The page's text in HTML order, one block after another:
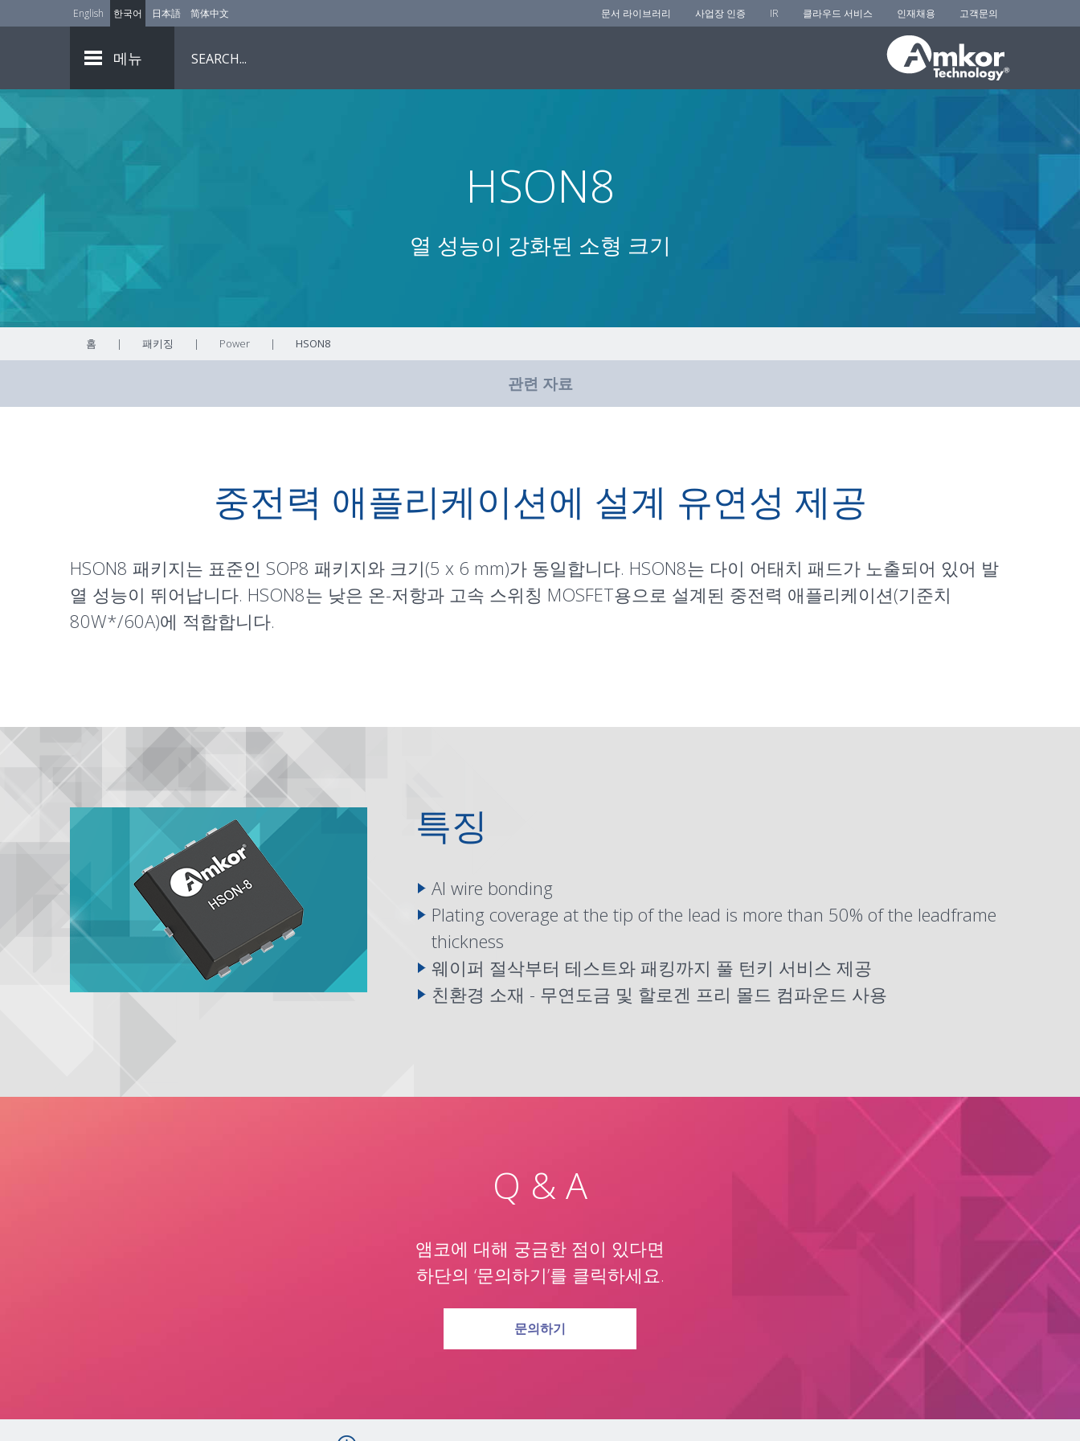
English 한국어 日本語 简体中文 문서 라이브러리 사업장 인증 IR 클라우드 서비스 인재채용 고객문의
메뉴
HSON8
열 성능이 강화된 소형 크기
홈 | 패키징 | Power | HSON8
관련 자료
중전력 애플리케이션에 설계 유연성 제공
HSON8 패키지는 표준인 SOP8 패키지와 크기(5 x 6 mm)가 동일합니다. HSON8는 다이 어태치 패드가 노출되어 있어 발
열 성능이 뛰어납니다. HSON8는 낮은 온-저항과 고속 스위칭 MOSFET용으로 설계된 중전력 애플리케이션(기준치
80W*/60A)에 적합합니다.
특징
Al wire bonding
Plating coverage at the tip of the lead is more than 50% of the leadframe
thickness
웨이퍼 절삭부터 테스트와 패킹까지 풀 턴키 서비스 제공
친환경 소재 - 무연도금 및 할로겐 프리 몰드 컴파운드 사용
Q & A
앰코에 대해 궁금한 점이 있다면
하단의 ‘문의하기’를 클릭하세요.
문의하기